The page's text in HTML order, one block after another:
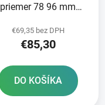
priemer 78 96 mm
€69,35 bez DPH
€85,30
DO KOŠÍKA